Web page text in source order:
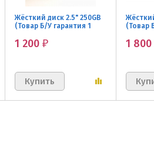
Жёсткий диск 2.5" 250GB
(Товар Б/У гарантия 1
1 200 ₽
(Товар
1 800